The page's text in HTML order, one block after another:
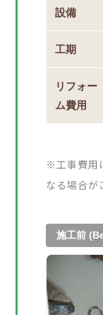
設備
工期
リフォー
ム費用
※工事費用
なる場合が
施工前